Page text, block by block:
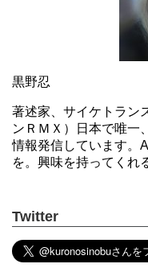
黒野忍
著述家、サイケトラン
ンＲＭＸ）日本で唯一
情報発信しています。
を。興味を持ってくれ
Twitter